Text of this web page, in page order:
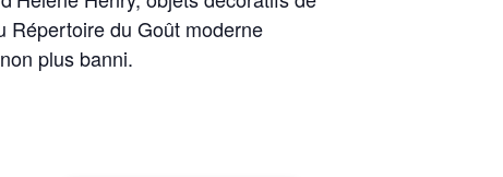
Répertoire du Goût moderne
plus banni.